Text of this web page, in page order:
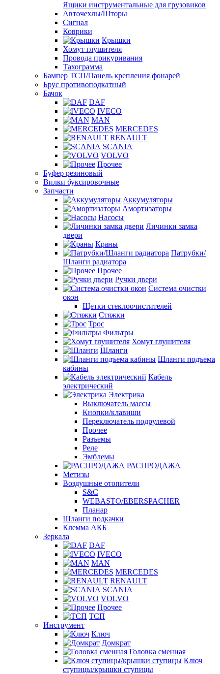
Ящики инструментальные для грузовиков
Авточехлы/Шторы
Сигнал
Коврики
Крышки
Хомут глушителя
Провода прикуривания
Тахограмма
Бампер ТСП/Панель крепления фонарей
Брус противоподкатный
Бачок
DAF
IVECO
MAN
MERCEDES
RENAULT
SCANIA
VOLVO
Прочее
Буфер резиновый
Вилки буксировочные
Запчасти
Аккумуляторы
Амортизаторы
Насосы
Личинки замка
двери
Краны
Патрубки/
Шланги радиатора
Прочее
Ручки двери
Система очистки
окон
Щетки стеклоочистителей
Стяжки
Трос
Фильтры
Хомут глушителя
Шланги
Шланги подъема
кабины
Кабель
электрический
Электрика
Выключатель массы
Кнопки/клавиши
Переключатель подрулевой
Прочее
Разъемы
Реле
Эмблемы
РАСПРОДАЖА
Метизы
Воздушные отопители
S&C
WEBASTO/EBERSPACHER
Планар
Шланги подкачки
Клемма АКБ
Зеркала
DAF
IVECO
MAN
MERCEDES
RENAULT
SCANIA
VOLVO
Прочее
ТСП
Инструмент
Ключ
Домкрат
Головка сменная
Ключ
ступицы/крышки ступицы